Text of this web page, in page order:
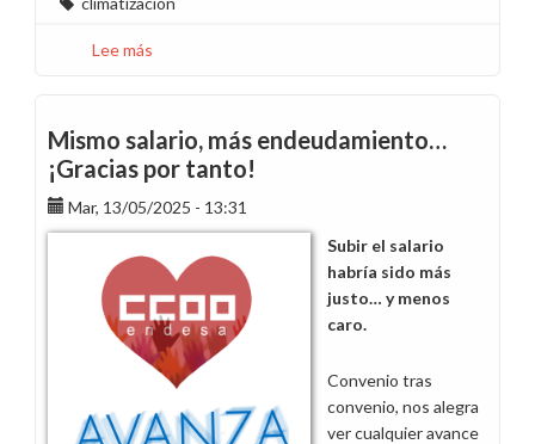
Lee más
presencia
física
de
Servicios
Iberia
en
Aragón
Mismo salario, más endeudamiento…
¡Gracias por tanto!
Mar, 13/05/2025 - 13:31
Subir el salario
habría sido más
justo… y menos
caro.
Convenio tras
convenio, nos alegra
ver cualquier avance